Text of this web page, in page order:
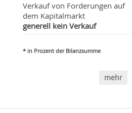
Verkauf von Forderungen auf
dem Kapitalmarkt
generell kein Verkauf
* in Prozent der Bilanzsumme
mehr